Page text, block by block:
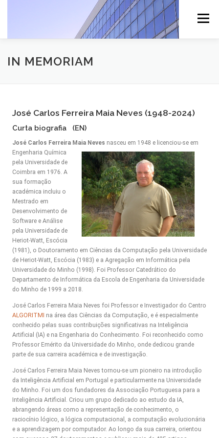
Menu
PESSOAS ENSINO
IN MEMORIAM
José Carlos Ferreira Maia Neves (1948-2024)
Curta biografia (EN)
José Carlos Ferreira Maia Neves nasceu em 1948 e licenciou-se em
Engenharia Química
pela Universidade de
Coimbra em 1976. A
sua formação
académica incluiu o
Mestrado em
Desenvolvimento de
Software e Análise
pela Universidade de
Heriot-Watt, Escócia
(1981), o Doutoramento em Ciências da Computação pela Universidade
de Heriot-Watt, Escócia (1983) e a Agregação em Informática pela
Universidade do Minho (1998). Foi Professor Catedrático do
Departamento de Informática da Escola de Engenharia da Universidade
do Minho de 1999 a 2018.
José Carlos Ferreira Maia Neves foi Professor e Investigador do Centro
ALGORITMI
na área das Ciências da Computação, e é especialmente
conhecido pelas suas contribuições significativas na Inteligência
Artificial (IA) e na Engenharia do Conhecimento. Foi reconhecido como
Professor Emérito da Universidade do Minho, onde dedicou grande
parte de sua carreira académica e de investigação.
José Carlos Ferreira Maia Neves tornou-se um pioneiro na introdução
da Inteligência Artificial em Portugal e particularmente na Universidade
do Minho. Foi um dos fundadores da Associação Portuguesa para a
Inteligência Artificial. Criou um grupo dedicado ao estudo da IA,
abrangendo áreas como a representação de conhecimento, o
raciocínio lógico, a lógica computacional, a computação evolucionária
e a aprendizagem por computador. Ao longo da sua carreira, orientou